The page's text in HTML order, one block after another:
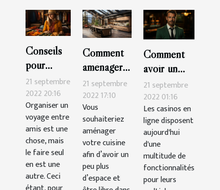
Conseils
pour
organiser
seul un
voyage
21 septembre
2022 20:16
Organiser un
voyage entre
amis est une
chose, mais
le faire seul
en est une
autre. Ceci
Comment
aménager
sa cuisine ?
21 septembre
2022 17:10
Vous
souhaiteriez
aménager
votre cuisine
afin d’avoir un
peu plus
d’espace et
Comment
avoir un
bonus sur
Cresus
Casino ?
21 septembre
2022 01:16
Les casinos en
ligne disposent
aujourd'hui
d'une
multitude de
fonctionnalités
pour leurs